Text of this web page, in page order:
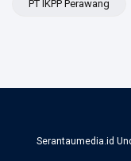
PT IKPP Perawang
Serantaumedia.id